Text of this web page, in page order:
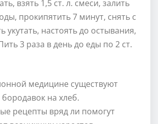
взять 1,5 ст. л. смеси, залить
прокипятить 7 минут, снять с
укутать, настоять до остывания,
3 раза в день до еды по 2 ст.
медицине существуют
на хлеб.
рецепты вряд ли помогут